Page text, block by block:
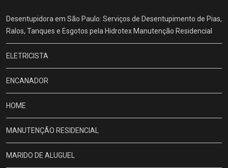
Desentupidora em São Paulo: Serviços de Desentupimento de Pias,
Ralos, Tanques e Esgotos pela Hidrotex Manutenção Residencial
ELETRICISTA
ENCANADOR
HOME
MANUTENÇÃO RESIDENCIAL
MARIDO DE ALUGUEL